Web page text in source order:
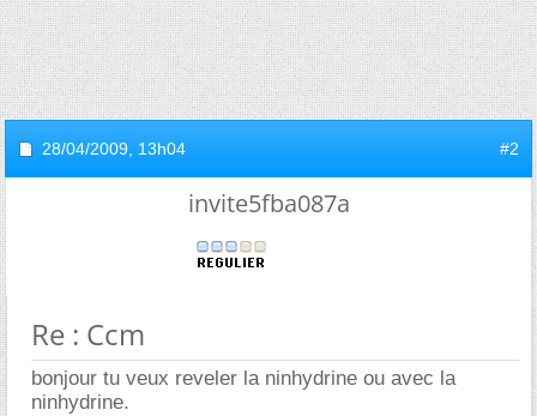
28/04/2009, 13h04 #2
invite5fba087a
Re : Ccm
bonjour tu veux reveler la ninhydrine ou avec la
ninhydrine.